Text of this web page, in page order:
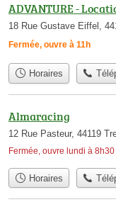
ADVANTURE -
18 Rue Gustave Eiffel,
Fermée, ouvre à 11h
Horaires
Almaracing
12 Rue Pasteur, 44119
Fermée, ouvre lundi à 8h30
Horaires